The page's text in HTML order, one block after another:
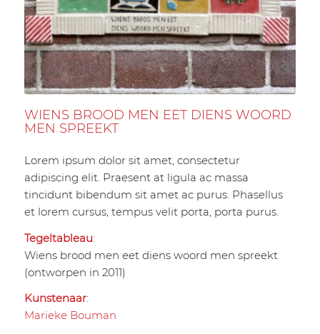
WIENS BROOD MEN EET DIENS WOORD
MEN SPREEKT
Lorem ipsum dolor sit amet, consectetur
adipiscing elit. Praesent at ligula ac massa
tincidunt bibendum sit amet ac purus. Phasellus
et lorem cursus, tempus velit porta, porta purus.
Tegeltableau:
Wiens brood men eet diens woord men spreekt
(ontworpen in 2011)
Kunstenaar:
Marieke Bouman